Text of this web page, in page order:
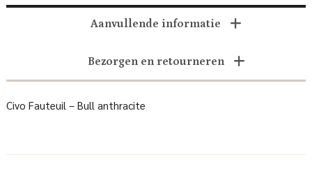
Aanvullende informatie
Bezorgen en retourneren
Civo Fauteuil – Bull anthracite